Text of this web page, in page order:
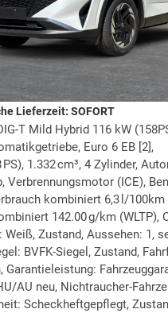
Lieferzeit: SOFORT
T Mild Hybrid 116 kW
Euro 6 EB [2],
PS), 1.332 cm³, 4 Zylinder,
Verbrennungsmotor (ICE),
kombiniert 6,3 l/100km
142.00 g/km (WLTP),
Weiß, Zustand, Aussehen: 1,
BVFK-Siegel, Zustand,
Garantieleistung:
AU neu, Nichtraucher-
Scheckheftgepflegt,